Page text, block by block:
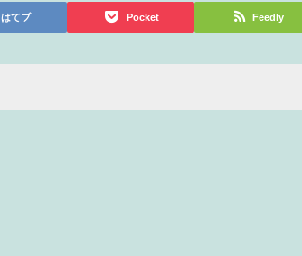
はてブ Pocket Feedly